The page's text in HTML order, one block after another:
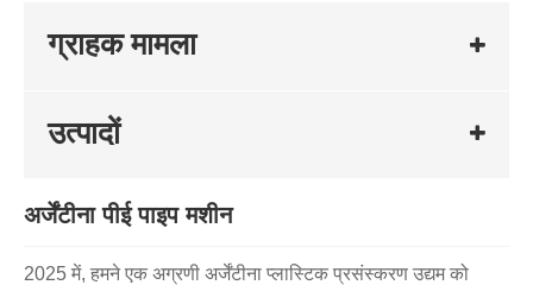
ग्राहक मामला
उत्पादों
अर्जेंटीना पीई पाइप मशीन
2025 में, हमने एक अग्रणी अर्जेंटीना प्लास्टिक प्रसंस्करण उद्यम को